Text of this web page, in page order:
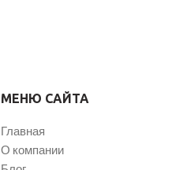
МЕНЮ САЙТА
Главная
О компании